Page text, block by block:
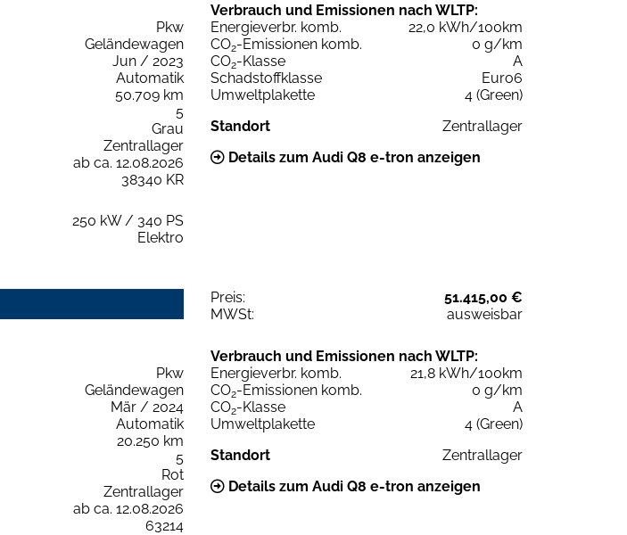
Pkw
Geländewagen
Jun / 2023
Automatik
50.709 km
5
Grau
Zentrallager
ab ca. 12.08.2026
38340 KR
250 kW / 340 PS
Elektro
Verbrauch und Emissionen nach WLTP:
Energieverbr. komb.
22,0 kWh/100km
CO2-Emissionen komb.
0 g/km
CO2-Klasse
A
Schadstoffklasse
Euro6
Umweltplakette
4 (Green)
Standort
Zentrallager
Details zum Audi Q8 e-tron anzeigen
Preis:
51.415,00 €
MWSt:
ausweisbar
Pkw
Geländewagen
Mär / 2024
Automatik
20.250 km
5
Rot
Zentrallager
ab ca. 12.08.2026
63214
Verbrauch und Emissionen nach WLTP:
Energieverbr. komb.
21,8 kWh/100km
CO2-Emissionen komb.
0 g/km
CO2-Klasse
A
Umweltplakette
4 (Green)
Standort
Zentrallager
Details zum Audi Q8 e-tron anzeigen